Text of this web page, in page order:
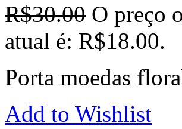
R$30.00 O preço
atual é: R$18.00.
Porta moedas
Add to Wishlist